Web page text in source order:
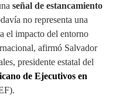
señal de estancamiento
no representa una
el impacto del entorno
afirmó Salvador
presidente estatal del
de Ejecutivos en